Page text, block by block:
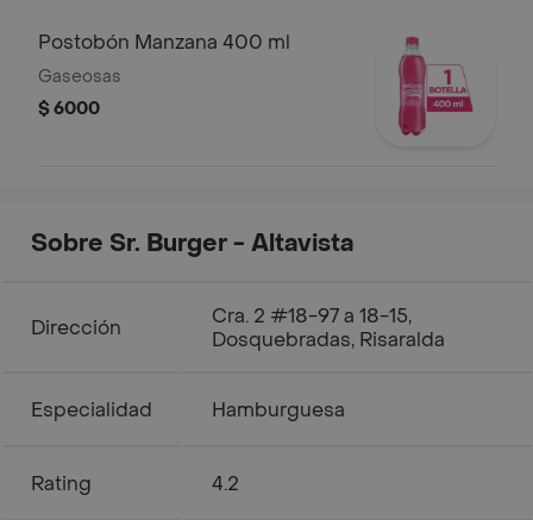
Postobón Manzana 400 ml
Gaseosas
$ 6000
Sobre Sr. Burger - Altavista
Dirección
Cra. 2 #18-97 a 18-15,
Dosquebradas, Risaralda
Especialidad Hamburguesa
Rating 4.2